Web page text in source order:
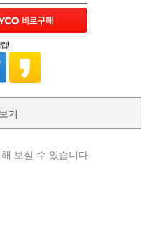
!
기
보실 수 있습니다